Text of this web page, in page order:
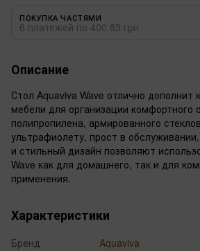
ПОКУПКА ЧАСТЯМИ
6 платежей по 400.83 грн
Описание
Стол Aquaviva Wave отлично дополнит
мебели для организации комфортного
полипропилена, армированного
ультрафиолету, прост в
и стильный дизайн позволяют
Wave как для домашнего, так и для
применения.
Характеристики
Бренд
Aquaviva